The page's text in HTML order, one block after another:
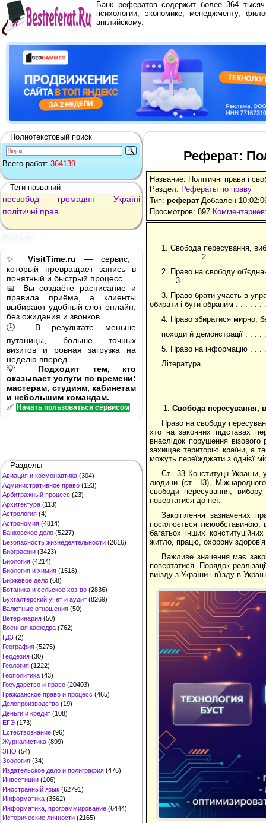
Банк рефератов содержит более 364
психологии, экономике, менеджменту,
английскому.
Полнотекстовый поиск
Всего работ: 364139
Теги названий
несвобод громадян
Україні
політичні прав
✨ VisitTime.ru — сервис,
который превращает запись в
понятный и быстрый процесс.
📅 Вы создаёте расписание и
правила приёма, а клиенты
выбирают удобный слот онлайн,
без ожидания и звонков.
🕒 В результате меньше
путаницы, больше точных
визитов и ровная загрузка на
неделю вперёд.
💡 Подходит тем, кто
оказывает услуги по времени:
мастерам, студиям, кабинетам
и небольшим командам.
✅ Начать пользоваться сервисом
Разделы
Авиация и космонавтика (304)
Административное право (123)
Арбитражный процесс (23)
Архитектура (113)
Астрология (4)
Астрономия (4814)
Банковское дело (5227)
Безопасность жизнедеятельности (2616)
Биографии (3423)
Биология (4214)
Биология и химия (1518)
Биржевое дело (68)
Ботаника и сельское хоз-во (2836)
Бухгалтерский учет и аудит (8269)
Валютные отношения (50)
Ветеринария (50)
Военная кафедра (762)
ГДЗ (2)
География (5275)
Геодезия (30)
Геология (1222)
Геополитика (43)
Государство и право (20403)
Гражданское право и процесс (465)
Делопроизводство (19)
Деньги и кредит (108)
ЕГЭ (173)
Естествознание (96)
Журналистика (899)
ЗНО (54)
Зоология (34)
Издательское дело и полиграфия (476)
Инвестиции (106)
Иностранный язык (62791)
Информатика (3562)
Информатика, программирование (6444)
Исторические личности (2165)
Реферат:
Название: Політичні права і
Раздел: Рефераты по праву
Тип: реферат Добавлен
Просмотров: 897
1. Свобода пересування,
. . . . . . . . . . . 2
2. Право на свободу
. . . . . .3
3. Право брати участь в
обирати і бути обраним . . . .
4. Право збиратися мирно,
походи й демонстрації . .
5. Право на інформацію . .
Література
1. Свобода пересування,
Право на свободу
хто на законних підставах
внаслідок порушення
захищає територію країни, а
можуть переїжджати з однієї
Ст.. 33 Конституції України,
людини (ст.. І3),
свободи пересування,
повертатися до неї.
Закріплення зазначених
посилюється тієюобставиною,
багатьох інших
житло, працю, охорону здоров'я
Важливе значення має
повертатися. Порядок
виїзду з України і в'їзду в